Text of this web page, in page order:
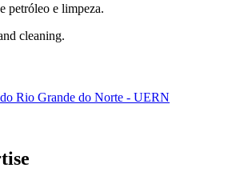
petróleo e limpeza.
cleaning.
Rio Grande do Norte - UERN